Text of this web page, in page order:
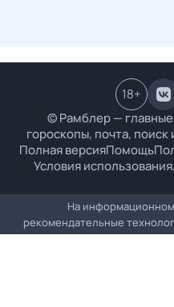
© Рамблер —
гороскопы, почта,
Полная версияПомощь
Условия использования
18+
На
рекомендательные